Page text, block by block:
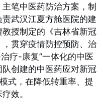
笔中医药防治方案，制
武汉江夏方舱医院的建
授制定的《吉林省新冠
贯穿疫情防控预防、治
疗-康复”一体化的中医
创建的中医药应对新冠
式，在降低转重率、提
疗效。